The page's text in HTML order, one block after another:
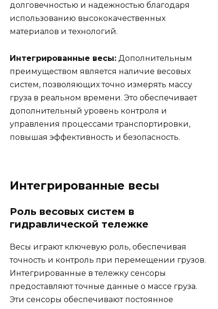
долговечностью и надежностью благодаря
использованию высококачественных
материалов и технологий.
Интегрированные весы: Дополнительным
преимуществом является наличие весовых
систем, позволяющих точно измерять массу
груза в реальном времени. Это обеспечивает
дополнительный уровень контроля и
управления процессами транспортировки,
повышая эффективность и безопасность.
Интегрированные весы
Роль весовых систем в
гидравлической тележке
Весы играют ключевую роль, обеспечивая
точность и контроль при перемещении грузов.
Интегрированные в тележку сенсоры
предоставляют точные данные о массе груза.
Эти сенсоры обеспечивают постоянное